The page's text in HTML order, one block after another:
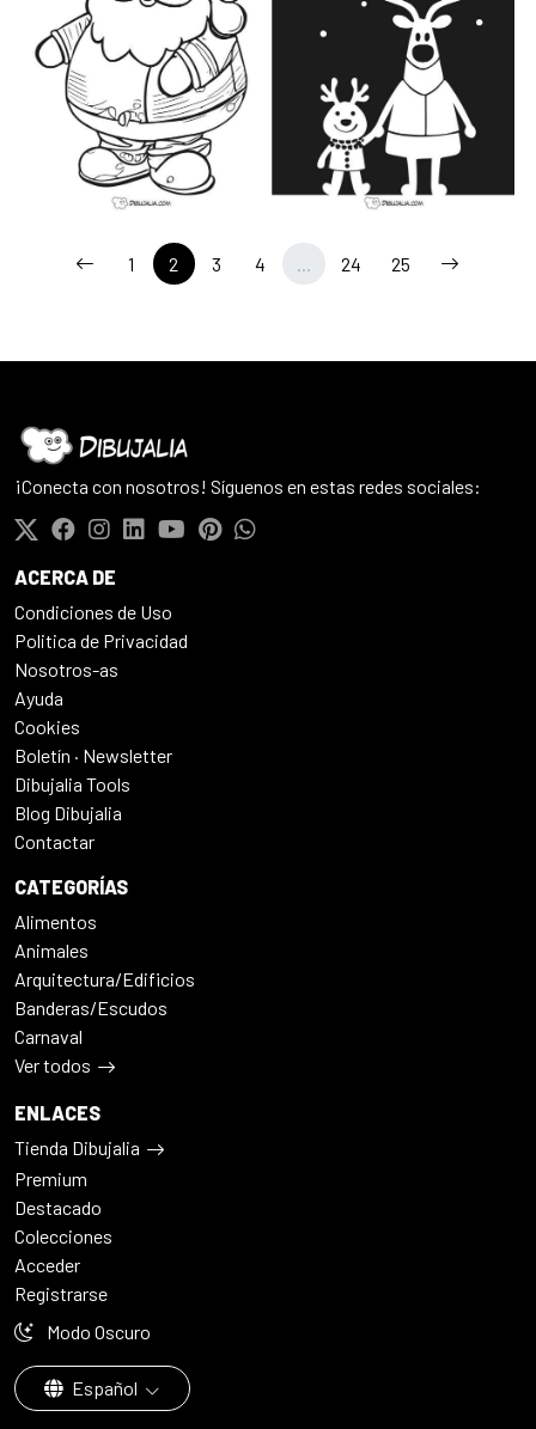
1 2 3 4 ... 24 25
¡Conecta con nosotros! Síguenos en estas redes sociales:
ACERCA DE
Condiciones de Uso
Politica de Privacidad
Nosotros-as
Ayuda
Cookies
Boletín · Newsletter
Dibujalia Tools
Blog Dibujalia
Contactar
CATEGORÍAS
Alimentos
Animales
Arquitectura/Edificios
Banderas/Escudos
Carnaval
Ver todos
ENLACES
Tienda Dibujalia
Premium
Destacado
Colecciones
Acceder
Registrarse
Modo Oscuro
Español